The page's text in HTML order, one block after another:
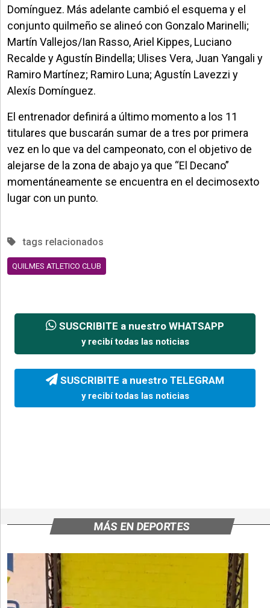
Domínguez. Más adelante cambió el esquema y el
conjunto quilmeño se alineó con Gonzalo Marinelli;
Martín Vallejos/Ian Rasso, Ariel Kippes, Luciano
Recalde y Agustín Bindella; Ulises Vera, Juan Yangali y
Ramiro Martínez; Ramiro Luna; Agustín Lavezzi y
Alexís Domínguez.
El entrenador definirá a último momento a los 11
titulares que buscarán sumar de a tres por primera
vez en lo que va del campeonato, con el objetivo de
alejarse de la zona de abajo ya que “El Decano”
momentáneamente se encuentra en el decimosexto
lugar con un punto.
tags relacionados
QUILMES ATLETICO CLUB
SUSCRIBITE a nuestro WHATSAPP
y recibí todas las noticias
SUSCRIBITE a nuestro TELEGRAM
y recibí todas las noticias
MÁS EN DEPORTES